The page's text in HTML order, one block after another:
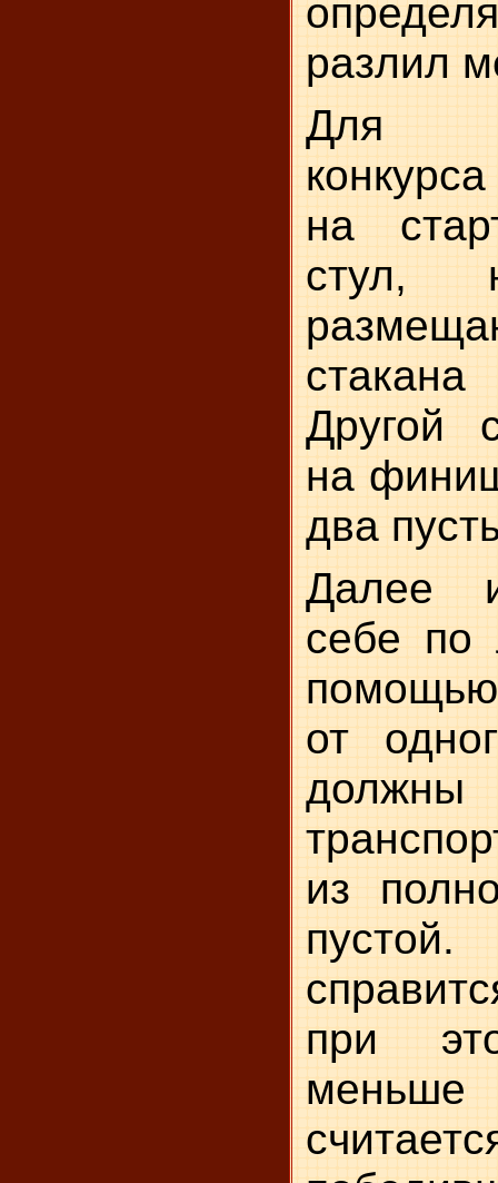
разлил
Для
на
стул,
Другой
на
два
Далее
себе по
от
должны
из
пустой.
при